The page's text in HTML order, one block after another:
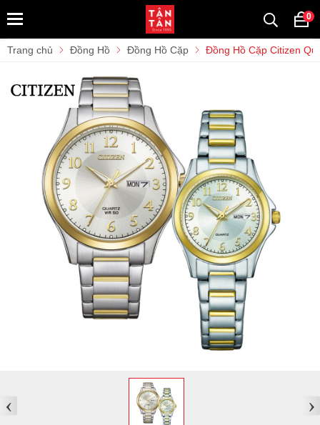
0
Trang chủ Đồng Hồ Đồng Hồ Cặp Đồng Hồ Cặp Citizen
‹ ›